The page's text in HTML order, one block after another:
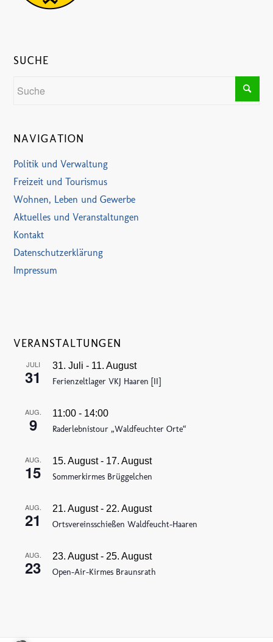
SUCHE
NAVIGATION
Politik und Verwaltung
Freizeit und Tourismus
Wohnen, Leben und Gewerbe
Aktuelles und Veranstaltungen
Kontakt
Datenschutzerklärung
Impressum
VERANSTALTUNGEN
JULI
31
31. Juli - 11. August
Ferienzeltlager VKJ Haaren [II]
AUG.
9
11:00 - 14:00
Raderlebnistour „Waldfeuchter Orte“
AUG.
15
15. August- 17. August
Sommerkirmes Brüggelchen
AUG.
21
21. August- 22. August
Ortsvereinsschießen Waldfeucht-Haaren
AUG.
23
23. August- 25. August
Open-Air-Kirmes Braunsrath